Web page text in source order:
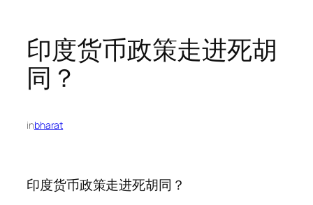
印度货币政策走进死胡
同？
inbharat
印度货币政策走进死胡同？